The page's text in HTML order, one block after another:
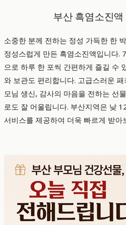
부산 흑염소진
소중한 분께 전하는 정성 가득한 한
정성스럽게 만든 흑염소진액입니다.
으로 하루 한 포씩 간편하게 즐길 수
와 보관도 편리합니다. 고급스러운
모님 생신, 감사의 마음을 전하는 선
로도 잘 어울립니다. 부산지역은 낮
서비스를 제공하여 더욱 빠르게 받아